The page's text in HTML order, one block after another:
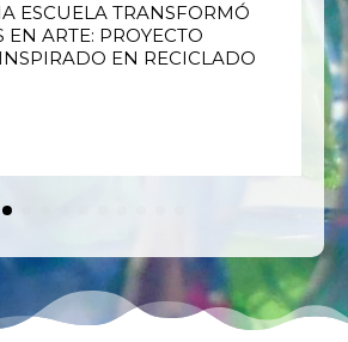
ESCUELA TRANSFORMÓ
EN ARTE: PROYECTO
EN RECICLADO